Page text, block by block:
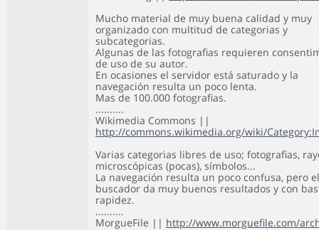
Mucho material de muy buena calidad y muy
organizado con multitud de categorias y
subcategorias.
Algunas de las fotografias requieren
de uso de su autor.
En ocasiones el servidor está saturado y la
navegación resulta un poco lenta.
Mas de 100.000 fotografias.
..........
Wikimedia Commons ||
http://commons.wikimedia.org/wiki/
Varias categorias libres de uso; fotografias,
microscópicas (pocas), símbolos...
La navegación resulta un poco confusa, pero el
buscador da muy buenos resultados y con
rapidez.
..........
MorgueFile || http://www.morguefile.com/